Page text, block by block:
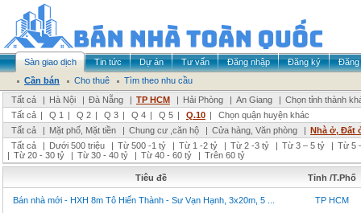
Sàn giao dịch Tin tức Dự án Tư vấn Đăng nhập Đăng ký
Đăng
Cần bán
Cho thuê
Tìm theo nhu cầu
Tất cả
| Hà Nội | Đà Nẵng | TP HCM | Hải Phòng | An Giang | Chọn tỉnh thành
Tất cả | Q 1 | Q 2 | Q 3 | Q 4 | Q 5 | Q.10 |
Chọn quận huyện khác
Tất cả
| Mặt phố, Mặt tiền | Chung cư ,căn hộ | Cửa hàng, Văn phòng | Nhà ở, Đất
Tất cả
| Dưới 500 triệu | Từ 500 -1 tỷ | Từ 1 -2 tỷ | Từ 2 -3 tỷ | Từ 3 – 5 tỷ | Từ 5
| Từ 20 - 30 tỷ | Từ 30 - 40 tỷ | Từ 40 - 60 tỷ | Trên 60 tỷ
Tiêu đề Tỉnh /T.Phố
Bán nhà mới - HXH 8m Tô Hiến Thành - Sư Vạn Hạnh, 3x20m, 5 ... TP HCM